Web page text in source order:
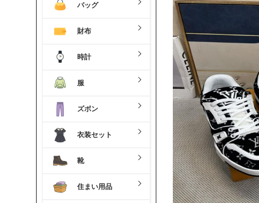
バッグ
財布
時計
服
ズボン
衣装セット
靴
住まい用品